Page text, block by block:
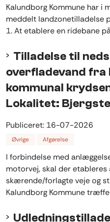
Kalundborg Kommune har i
meddelt landzonetilladelse
1. At etablere en ridebane
Tilladelse til
overfladevand fra
kommunal
Lokalitet:
Publiceret: 16-07-2026
Øvrige Afgørelse
I forbindelse med
motorvej, skal der etableres
skærende/forlagte veje og
Kalundborg Kommune